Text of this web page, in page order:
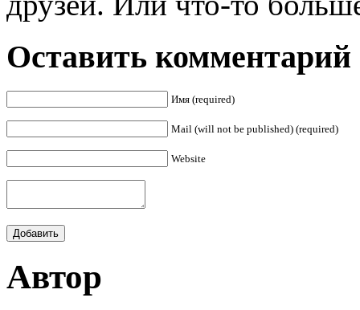
Оставить комментарий
Имя (required)
Mail (will not be published) (required)
Website
Автор